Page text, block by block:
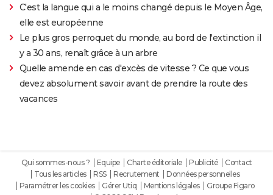
C'est la langue qui a le moins changé depuis le Moyen Âge,
elle est européenne
Le plus gros perroquet du monde, au bord de l'extinction il
y a 30 ans, renaît grâce à un arbre
Quelle amende en cas d'excès de vitesse ? Ce que vous
devez absolument savoir avant de prendre la route des
vacances
Qui sommes-nous ? Equipe Charte éditoriale Publicité
Contact
Tous les articles
RSS Recrutement
Données personnelles
Paramétrer les cookies
Gérer Utiq Mentions légales
Groupe Figaro